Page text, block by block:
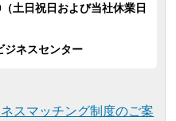
土日祝日および当社休業日
ジネスセンター
スマッチング制度のご案